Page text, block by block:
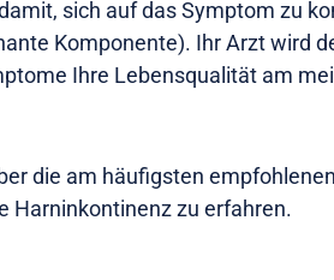
sich auf das Symptom zu
Komponente). Ihr Arzt wird
Ihre Lebensqualität am
die am häufigsten
Harninkontinenz zu erfahren.